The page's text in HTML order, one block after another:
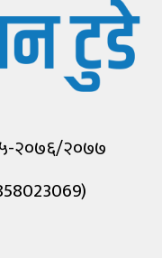
२०७६/२०७७